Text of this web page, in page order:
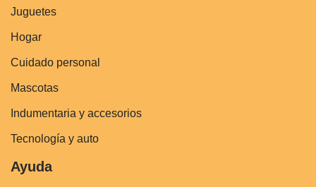
Juguetes
Hogar
Cuidado personal
Mascotas
Indumentaria y accesorios
Tecnología y auto
Ayuda